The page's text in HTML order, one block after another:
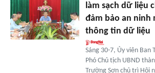
làm sạch dữ liệu
đảm bảo an ninh
thông tin dữ liệu
Sáng 30-7, Ủy viên Ban
Phó Chủ tịch UBND
Trường Sơn chủ trì Hội